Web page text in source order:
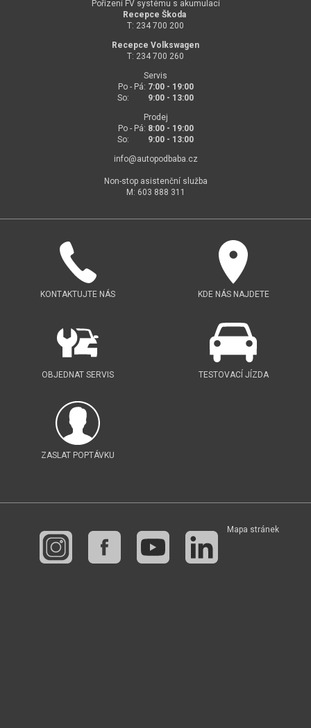
Pořízení FV systému s akumulací
Recepce Škoda
T: 234 700 200
Recepce Volkswagen
T: 234 700 260
Servis
Po - Pá: 7:00 - 19:00
So: 9:00 - 13:00
Prodej
Po - Pá: 8:00 - 19:00
So: 9:00 - 13:00
info@autopodbaba.cz
Non-stop asistenční služba
M: 603 888 311
KONTAKTUJTE NÁS KDE NÁS NAJDETE
OBJEDNAT SERVIS TESTOVACÍ JÍZDA
ZASLAT POPTÁVKU
Mapa stránek